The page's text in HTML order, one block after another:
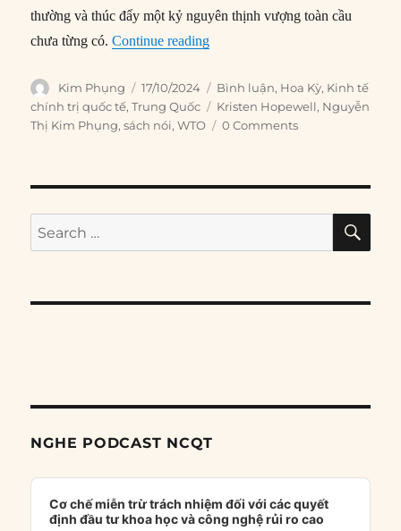
thường và thúc đẩy một kỷ nguyên thịnh vượng toàn cầu
chưa từng có.Continue reading“Thế giới đang từ bỏ WTO”
Author
Kim Phụng
Posted
on
17/10/2024 Categories
Bình luận, Hoa Kỳ, Kinh tế
chính trị quốc tế,Trung Quốc Tags
Kristen Hopewell, Nguyễn
Thị Kim Phụng,sách nói,WTO 0 Comments
Search
for:
NGHE PODCAST NCQT
Audio
Player
Cơ chế miễn trừ trách nhiệm đối với các quyết
định đầu tư khoa học và công nghệ rủi ro cao